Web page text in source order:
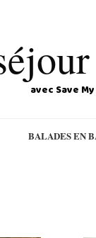
avec Save
BALADES EN